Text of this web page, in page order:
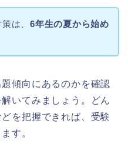
策は、6年生の夏から始め
傾向にあるのかを確認
いてみましょう。どん
を把握できれば、受験
す。